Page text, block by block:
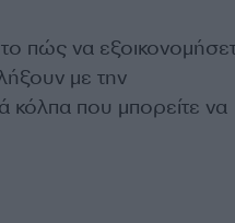
πώς να
με την
κόλπα που μπορείτε να